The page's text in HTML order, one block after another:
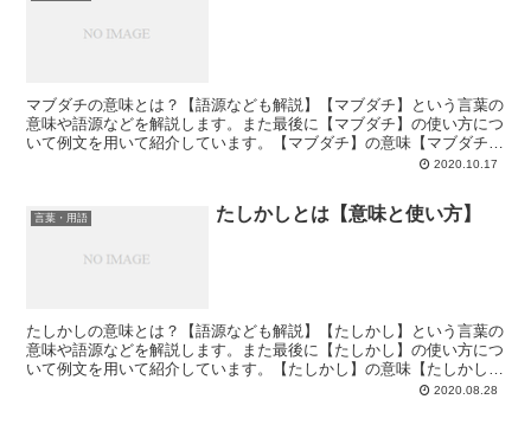
マブダチの意味とは？【語源なども解説】【マブダチ】という言葉の
意味や語源などを解説します。また最後に【マブダチ】の使い方につ
いて例文を用いて紹介しています。【マブダチ】の意味【マブダチ】
とは「本物の友達、真の友達」いわゆる「親友」を意味する...2020.10.17
言葉・用語 たしかしとは【意味と使い方】
たしかしの意味とは？【語源なども解説】【たしかし】という言葉の
意味や語源などを解説します。また最後に【たしかし】の使い方につ
いて例文を用いて紹介しています。【たしかし】の意味【たしかし】
とは「確かに（そうだし）」と「確かに。だがしかし」とい...2020.08.28